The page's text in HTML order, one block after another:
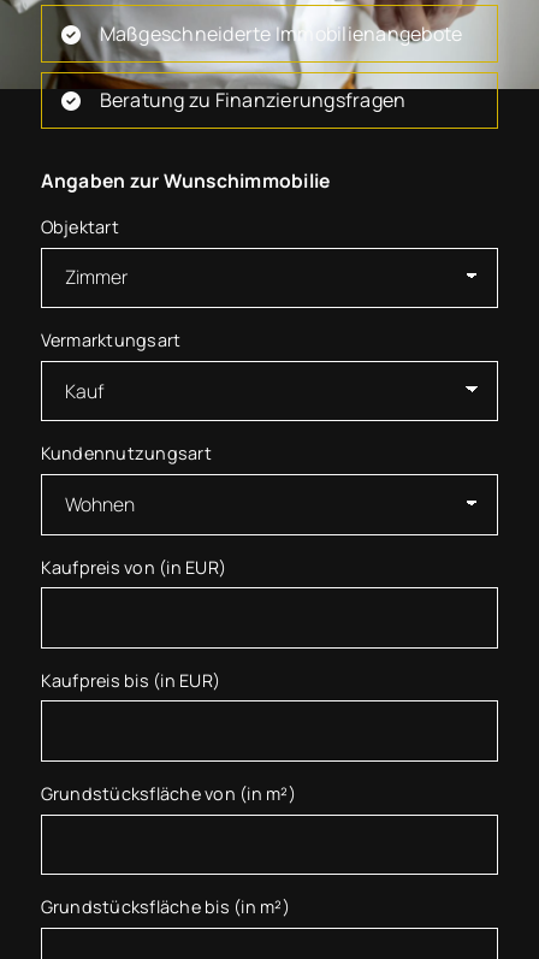
Maßgeschneiderte Immobilienangebote
Beratung zu Finanzierungsfragen
Angaben zur Wunschimmobilie
Objektart
Vermarktungsart
Kundennutzungsart
Kaufpreis von (in EUR)
Kaufpreis bis (in EUR)
Grundstücksfläche von (in m²)
Grundstücksfläche bis (in m²)